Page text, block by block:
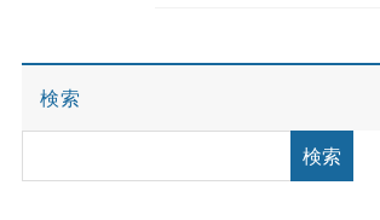
検索
検索